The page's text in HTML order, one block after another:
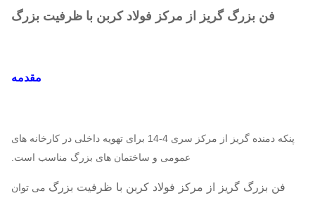
فن بزرگ گریز از مرکز فولاد کربن با ظرفیت بزرگ
مقدمه
پنکه دمنده گریز از مرکز سری 4-14 برای تهویه داخلی در کارخانه های
عمومی و ساختمان های بزرگ مناسب است.
فن بزرگ گریز از مرکز فولاد کربن با ظرفیت بزرگ می توان